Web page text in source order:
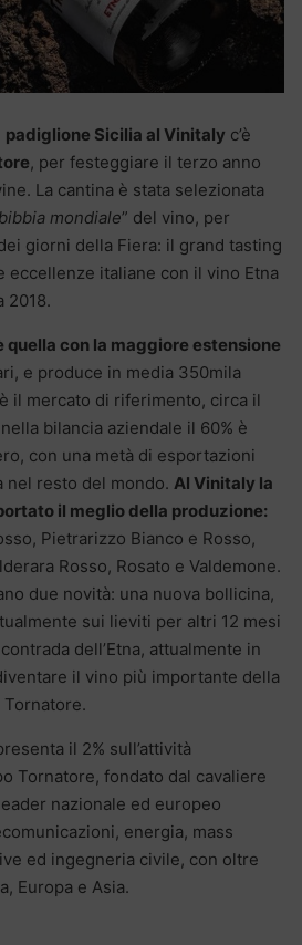
padiglione Sicilia al Vinitaly c’è
, per festeggiare il terzo anno
La cantina è stata selezionata
bibbia mondiale” del vino, per
giorni della Fiera: il grand tasting
eccellenze italiane con il vino Etna
2018.
quella con la maggiore estensione
e produce in media 350mila
è il mercato di riferimento, circa il
bilancia aziendale il 60% è
con una metà di esportazioni
nel resto del mondo. Al Vinitaly la
il meglio della produzione:
Pietrarizzo Bianco e Rosso,
Rosso, Rosato e Valdemone.
due novità: una nuova bollicina,
sui lieviti per altri 12 mesi
dell’Etna, attualmente in
il vino più importante della
Tornatore.
il 2% sull’attività
Tornatore, fondato dal cavaliere
nazionale ed europeo
energia, mass
ed ingegneria civile, con oltre
Europa e Asia.